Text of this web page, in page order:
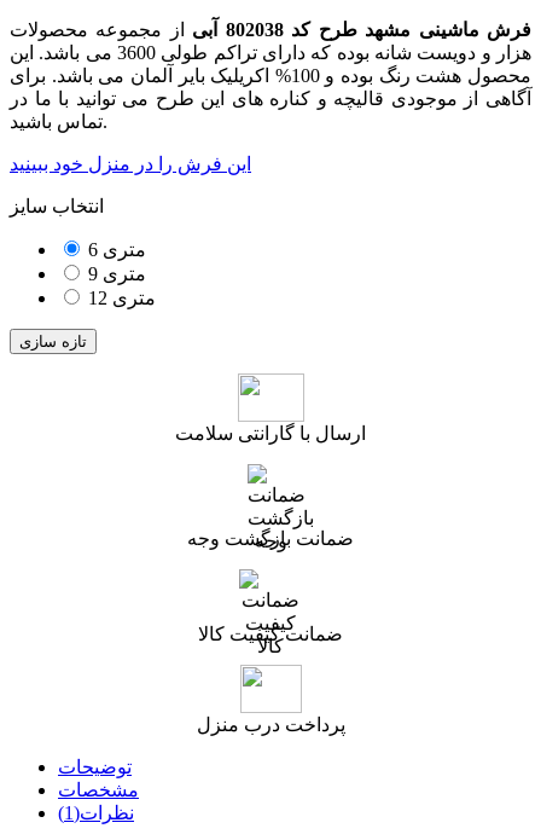
فرش ماشینی مشهد طرح کد 802038 آبی
از مجموعه محصولات
هزار و دویست شانه بوده که دارای تراکم طولی 3600 می باشد. این
محصول هشت رنگ بوده و 100% اکریلیک بایر آلمان می باشد. برای
آگاهی از موجودی قالیچه و کناره های این طرح می توانید با ما در
تماس باشید.
این فرش را در منزل خود ببینید
انتخاب سایز
6 متری
9 متری
12 متری
ارسال با گارانتی سلامت
ضمانت بازگشت وجه
ضمانت کیفیت کالا
پرداخت درب منزل
توضیحات
مشخصات
نظرات(1)